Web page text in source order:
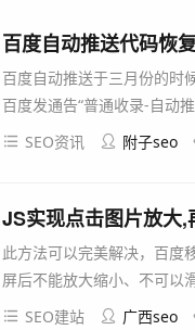
百度自动推送代码恢
百度自动推送于三月份的时
百度发通告“普通收录-自动
SEO资讯
附子seo
JS实现点击图片放大,
此方法可以完美解决，百度
屏后不能放大缩小、不可以
SEO建站
广西seo